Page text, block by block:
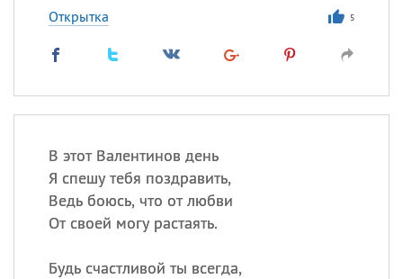
Открытка 5
В этот Валентинов день
Я спешу тебя поздравить,
Ведь боюсь, что от любви
От своей могу растаять.
Будь счастливой ты всегда,